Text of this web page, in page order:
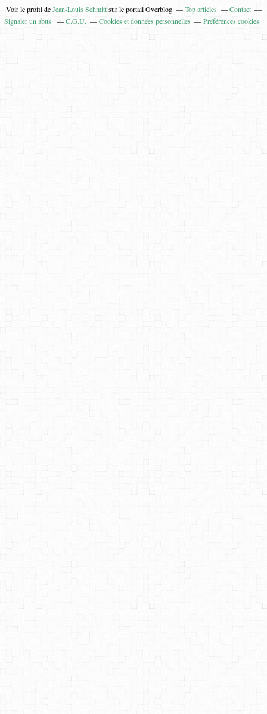
Voir le profil deJean-Louis Schmittsur le portail Overblog Top articles
Contact
Signaler un abus
C.G.U. Cookies et données personnelles Préférences cookies